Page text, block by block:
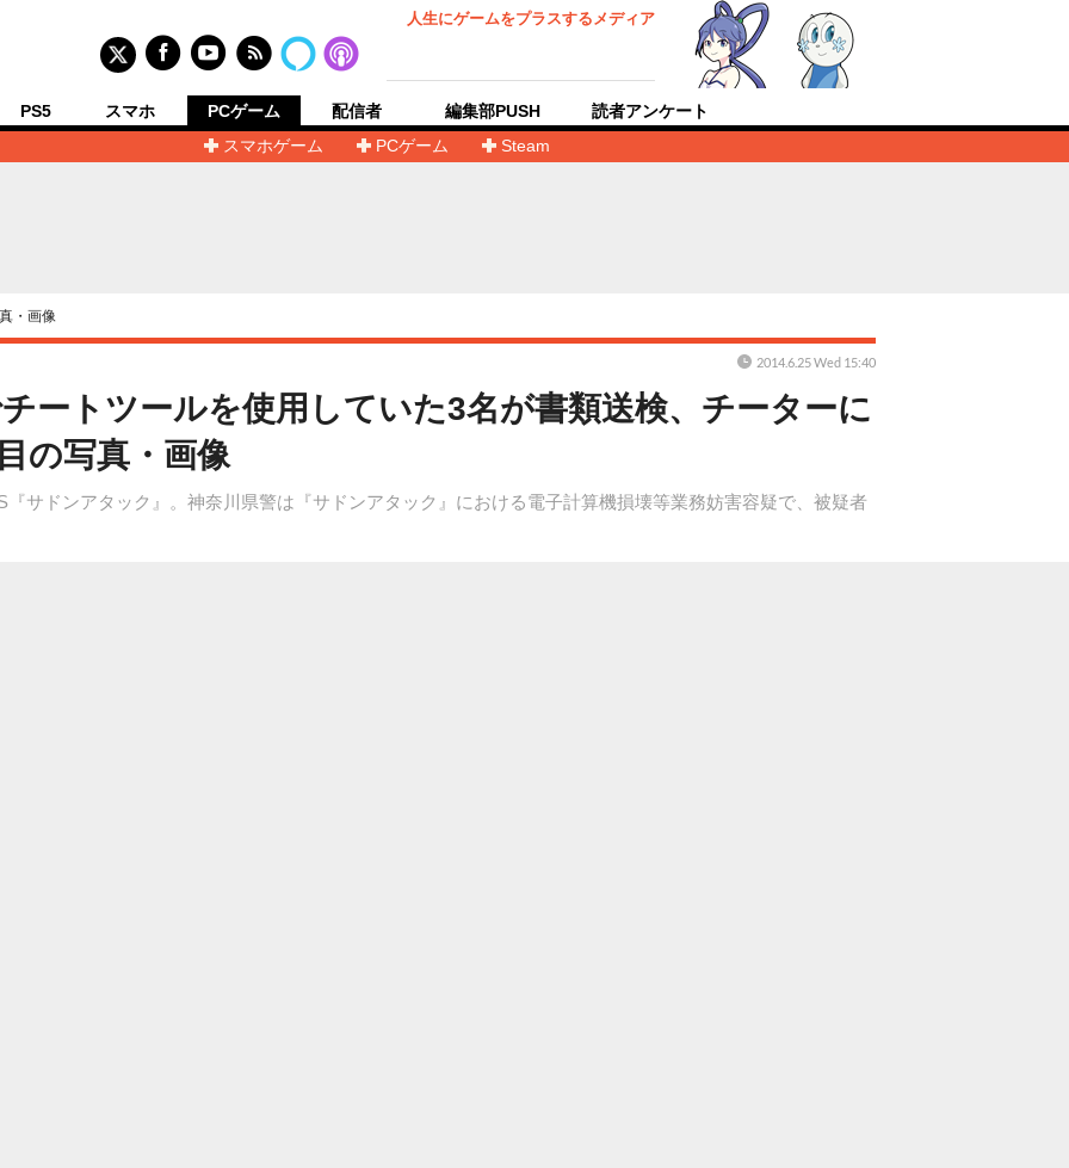
人生にゲームをプラスするメディア
PS5 スマホ
PCゲーム
スマホゲーム
PCゲーム Steam
配信者 編集部PUSH 読者アンケート
・画像
ートツールを使用していた3名が書類送検、チーターに
の写真・画像
サドンアタック』。神奈川県警は『サドンアタック』における電子計算機損壊等業務妨害容疑で、被疑者
2014.6.25 Wed 15:40